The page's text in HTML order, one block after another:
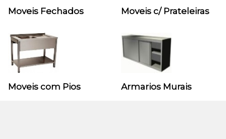
Moveis Fechados Moveis c/ Prateleiras
Moveis com Pios Armarios Murais